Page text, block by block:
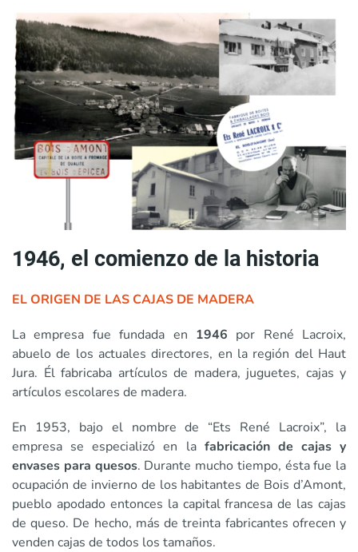
1946, el comienzo de la historia
EL ORIGEN DE LAS CAJAS DE MADERA
La empresa fue fundada en 1946 por René Lacroix,
abuelo de los actuales directores, en la región del Haut
Jura. Él fabricaba artículos de madera, juguetes, cajas y
artículos escolares de madera.
En 1953, bajo el nombre de “Ets René Lacroix”, la
empresa se especializó en la fabricación de cajas y
envases para quesos. Durante mucho tiempo, ésta fue la
ocupación de invierno de los habitantes de Bois d’Amont,
pueblo apodado entonces la capital francesa de las cajas
de queso. De hecho, más de treinta fabricantes ofrecen y
venden cajas de todos los tamaños.